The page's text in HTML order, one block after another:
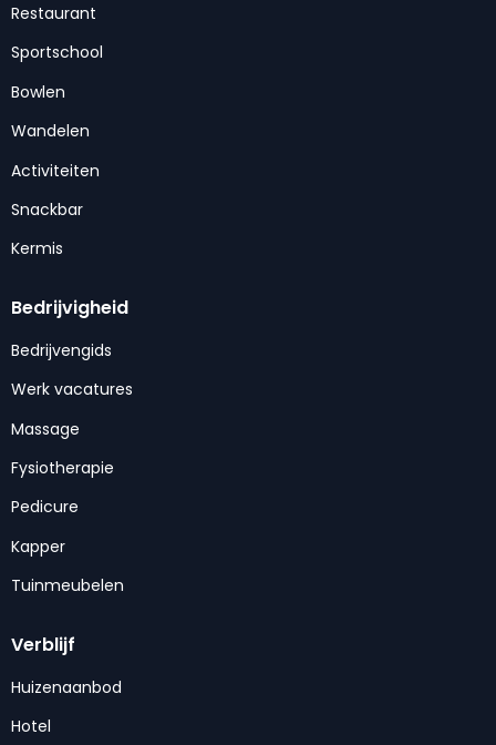
Restaurant
Sportschool
Bowlen
Wandelen
Activiteiten
Snackbar
Kermis
Bedrijvigheid
Bedrijvengids
Werk vacatures
Massage
Fysiotherapie
Pedicure
Kapper
Tuinmeubelen
Verblijf
Huizenaanbod
Hotel